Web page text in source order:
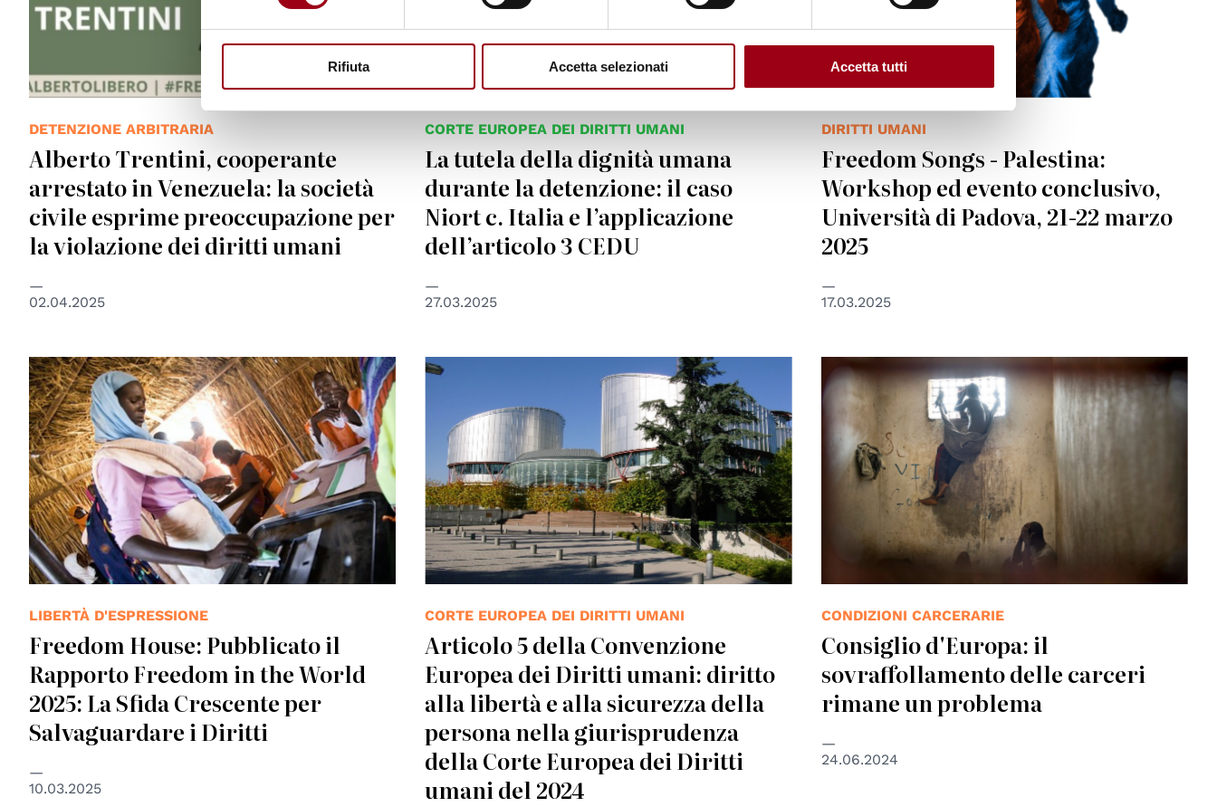
Rifiuta Accetta selezionati Accetta tutti
DETENZIONE ARBITRARIA
Alberto Trentini, cooperante
arrestato in Venezuela: la società
civile esprime preoccupazione per
la violazione dei diritti umani
02.04.2025
CORTE EUROPEA DEI DIRITTI UMANI
La tutela della dignità umana
durante la detenzione: il caso
Niort c. Italia e l’applicazione
dell’articolo 3 CEDU
27.03.2025
DIRITTI UMANI
Freedom Songs - Palestina:
Workshop ed evento conclusivo,
Università di Padova, 21-22 marzo
2025
17.03.2025
© UN Photo/Albert Gonzalez Farran
LIBERTÀ D'ESPRESSIONE
Freedom House: Pubblicato il
Rapporto Freedom in the World
2025: La Sfida Crescente per
Salvaguardare i Diritti
10.03.2025
© Consiglio d'Europa
CORTE EUROPEA DEI DIRITTI UMANI
Articolo 5 della Convenzione
Europea dei Diritti umani: diritto
alla libertà e alla sicurezza della
persona nella giurisprudenza
della Corte Europea dei Diritti
umani del 2024
© UN Photo
CONDIZIONI CARCERARIE
Consiglio d'Europa: il
sovraffollamento delle carceri
rimane un problema
24.06.2024